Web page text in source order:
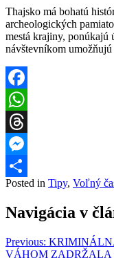
Thajsko má bohatú
archeologických
mestá krajiny, ponúkajú
návštevníkom
Facebook
WhatsApp
Threads
Messenger
Share
Posted in Tipy, Voľný
Navigácia v
Previous:
VÁHOM ZADRŽALA